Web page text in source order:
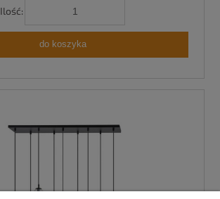
Ilość:
do koszyka